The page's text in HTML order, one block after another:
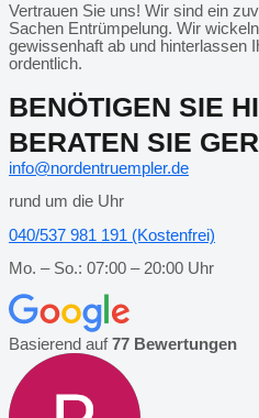
Vertrauen Sie uns! Wir sind ein
Sachen Entrümpelung. Wir
gewissenhaft ab und hinterlassen
ordentlich.
BENÖTIGEN SIE
BERATEN SIE
info@nordentruempler.de
rund um die Uhr
040/537 981 191 (Kostenfrei)
Mo. – So.: 07:00 – 20:00 Uhr
Basierend auf77 Bewertungen